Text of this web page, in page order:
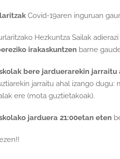
Covid-19aren inguruan
Hezkuntza Sailak
irakaskuntzen barne
bere jarduerarekin
jarraitu ahal izango
ere (mota guztietakoak).
jarduera 21:00etan eten